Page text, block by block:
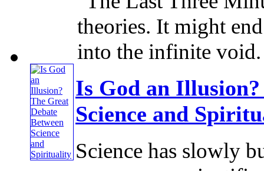
theories. It might
into the infinite
Is God an Illusion?
Science and
Science has slowly